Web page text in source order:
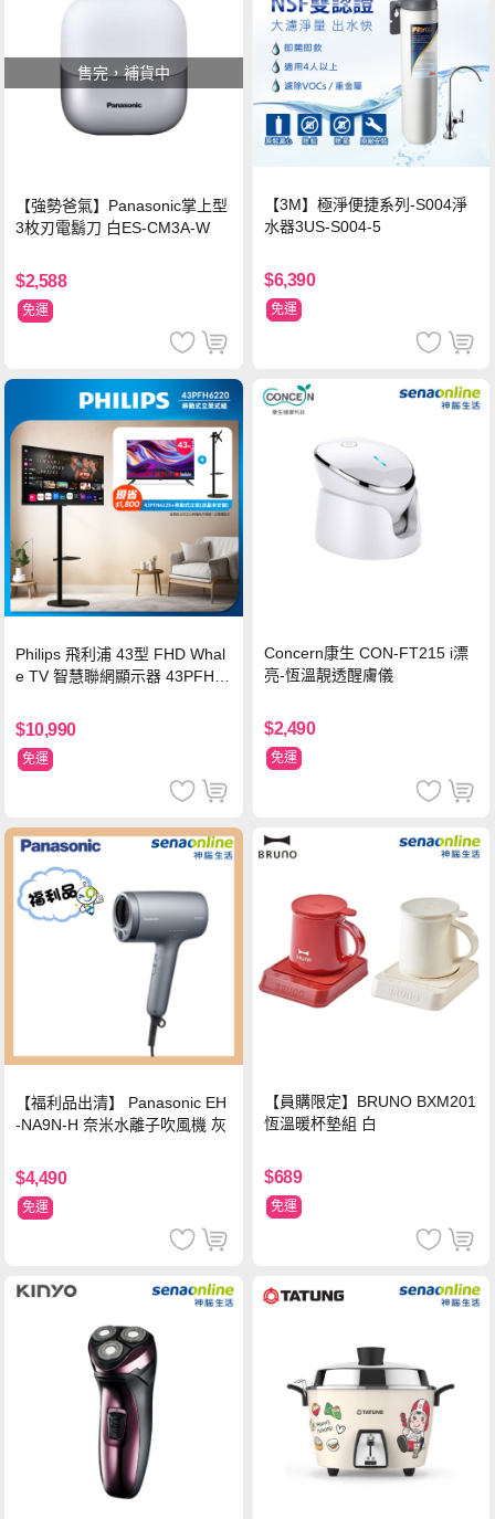
售完，補貨中
【強勢爸氣】Panasonic掌上型
3枚刃電鬍刀 白ES-CM3A-W
$2,588
免運
【3M】極淨便捷系列-S004淨
水器3US-S004-5
$6,390
免運
Philips 飛利浦 43型 FHD Whal
e TV 智慧聯網顯示器 43PFH6
$10,990
免運
Concern康生 CON-FT215 i漂
亮-恆溫靚透醒膚儀
$2,490
免運
【福利品出清】 Panasonic EH
-NA9N-H 奈米水離子吹風機 灰
$4,490
免運
【員購限定】BRUNO BXM201
恆溫暖杯墊組 白
$689
免運